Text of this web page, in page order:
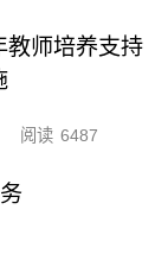
教师培养支持
阅读 6487